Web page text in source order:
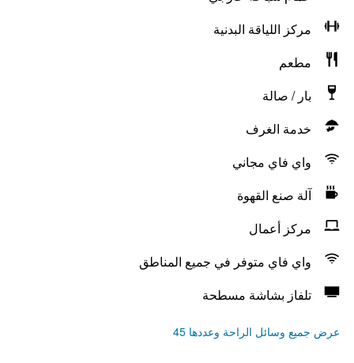
مركز اللياقة البدنية
مطعم
بار / صالة
خدمة الغرف
واي فاي مجاني
آلة صنع القهوة
مركز أعمال
واي فاي متوفر في جميع المناطق
تلفاز بشاشة مسطحة
عرض جميع وسائل الراحة وعددها 45